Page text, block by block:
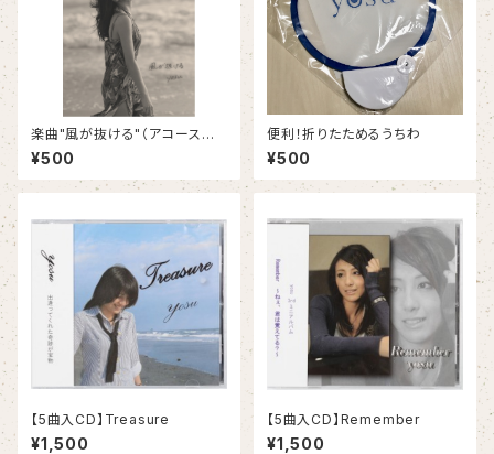
楽曲"風が抜ける"（アコースティ
ックバージョン)をダウンロード
できるポストカード
¥500
便利！折りたためるうちわ
¥500
【5曲入CD】Treasure
¥1,500
【5曲入CD】Remember
¥1,500